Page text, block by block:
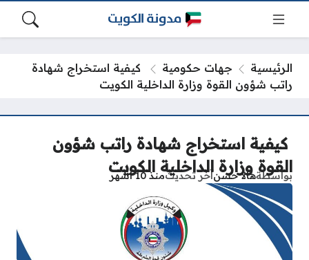
الرئيسية جهات حكومية
كيفية استخراج شهادة
راتب شؤون القوة وزارة الداخلية الكويت
كيفية استخراج شهادة راتب شؤون
القوة وزارة الداخلية الكويت
بواسطةهالا حسنآخر تحديثمنذ 10 أشهر